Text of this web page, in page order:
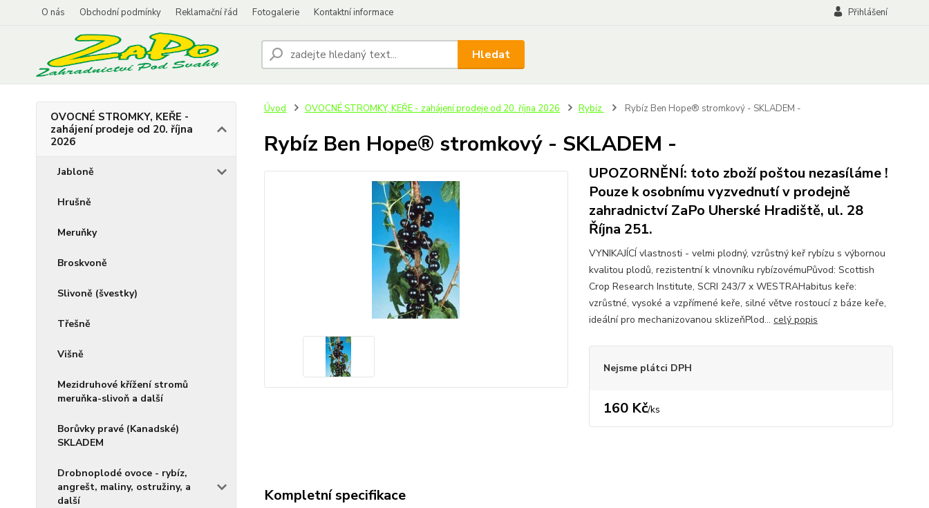
O nás Obchodní podmínky Reklamační řád Fotogalerie Kontaktní informace Přihlášení
Hledat
OVOCNÉ STROMKY, KEŘE -
zahájení prodeje od 20. října
2026
Jabloně
Hrušně
Meruňky
Broskvoně
Slivoně (švestky)
Třešně
Višně
Mezidruhové křížení stromů
meruňka-slivoň a další
Borůvky pravé (Kanadské)
SKLADEM
Drobnoplodé ovoce - rybíz,
angrešt, maliny, ostružiny, a
další
Úvod OVOCNÉ STROMKY, KEŘE - zahájení prodeje od 20. října 2026 Rybíz Rybíz Ben Hope® stromkový - SKLADEM -
Rybíz Ben Hope® stromkový - SKLADEM -
UPOZORNĚNÍ: toto zboží poštou nezasíláme !
Pouze k osobnímu vyzvednutí v prodejně
zahradnictví ZaPo Uherské Hradiště, ul. 28
Října 251.
VYNIKAJÍCÍ vlastnosti - velmi plodný, vzrůstný keř rybízu s výbornou
kvalitou plodů, rezistentní k vlnovníku rybízovémuPůvod: Scottish
Crop Research Institute, SCRI 243/7 x WESTRAHabitus keře:
vzrůstné, vysoké a vzpřímené keře, silné větve rostoucí z báze keře,
ideální pro mechanizovanou sklizeňPlod... celý popis
Nejsme plátci DPH
160 Kč/ks
Kompletní specifikace